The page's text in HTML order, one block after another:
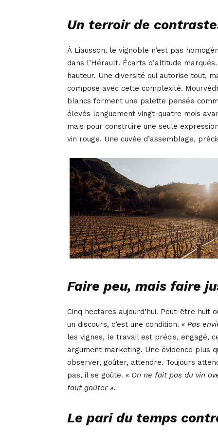
Un terroir de
À Liausson, le vignoble n’est pas
dans l’Hérault. Écarts d’altitude
hauteur. Une diversité qui autorise tout,
compose avec cette complexité.
blancs forment une palette pensée
élevés longuement vingt-quatre mois
mais pour construire une seule
vin rouge. Une cuvée d’assemblage,
Faire peu, mais faire
Cinq hectares aujourd’hui. Peut-être huit
un discours, c’est une condition. « Pas
les vignes, le travail est précis, engagé,
argument marketing. Une évidence plus
observer, goûter, attendre. Toujours
pas, il se goûte. « On ne fait pas du vin
faut goûter».
Le pari du temps